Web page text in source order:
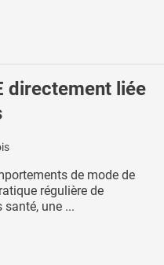
directement liée
de mode de
régulière de
santé, une ...